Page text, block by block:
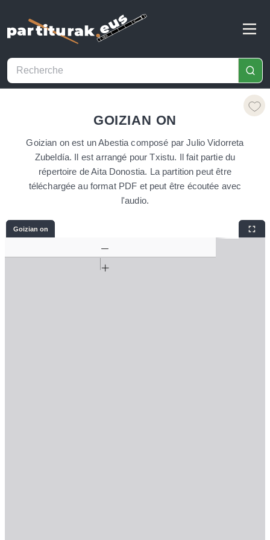
GOIZIAN ON
Goizian on est un Abestia composé par Julio Vidorreta
Zubeldía. Il est arrangé pour Txistu. Il fait partie du
répertoire de Aita Donostia. La partition peut être
téléchargée au format PDF et peut être écoutée avec
l'audio.
Goizian on